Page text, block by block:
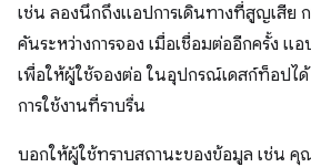
เช่น ลองนึกถึงแอปการเดินทางที่สูญเสีย ก
คันระหว่างการจอง เมื่อเชื่อมต่ออีกครั้ง
เพื่อให้ผู้ใช้จองต่อ ในอุปกรณ์เดสก์ท็อปไ
การใช้งานที่ราบรื่น
บอกให้ผู้ใช้ทราบสถานะของข้อมูล เช่น คุ